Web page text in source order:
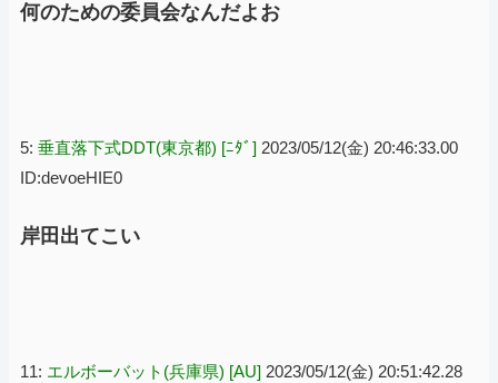
何のための委員会なんだよお
5: 垂直落下式DDT(東京都) [ﾆﾀﾞ] 2023/05/12(金) 20:46:33.00
ID:devoeHIE0
岸田出てこい
11: エルボーバット(兵庫県) [AU] 2023/05/12(金) 20:51:42.28